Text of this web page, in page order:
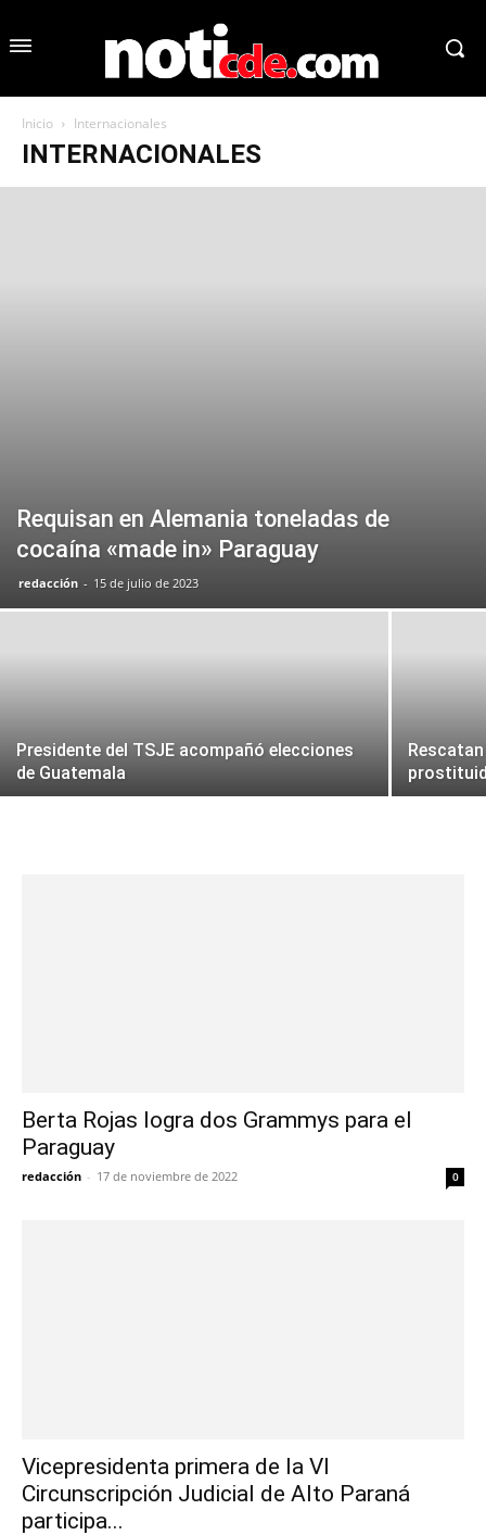
Inicio Internacionales
INTERNACIONALES
Requisan en Alemania toneladas de
cocaína «made in» Paraguay
redacción - 15 de julio de 2023
Presidente del TSJE acompañó elecciones
de Guatemala
Berta Rojas logra dos Grammys para el
Paraguay
redacción - 17 de noviembre de 2022 0
Vicepresidenta primera de la VI
Circunscripción Judicial de Alto Paraná
participa...